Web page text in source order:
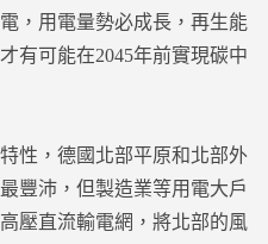
，用電量勢必成長，再生能
有可能在2045年前實現碳中
性，德國北部平原和北部外
豐沛，但製造業等用電大戶
壓直流輸電網，將北部的風